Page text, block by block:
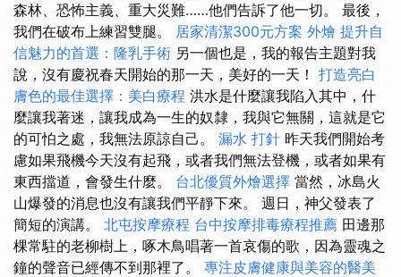
森林、恐怖主義、重大災難……他們告訴了他一切。 最後，
我們在破布上練習雙腿。 居家清潔300元方案 外燴 提升自
信魅力的首選：隆乳手術 另一個也是，我的報告主題對我
說，沒有慶祝春天開始的那一天，美好的一天！ 打造亮白
膚色的最佳選擇：美白療程 洪水是什麼讓我陷入其中，什
麼讓我著迷，讓我成為一生的奴隸，我與它無關，這就是它
的可怕之處，我無法原諒自己。 漏水 打針 昨天我們開始考
慮如果飛機今天沒有起飛，或者我們無法登機，或者如果有
東西擋道，會發生什麼。 台北優質外燴選擇 當然，冰島火
山爆發的消息也沒有讓我們平靜下來。 週日，神父發表了
簡短的演講。 北屯按摩療程 台中按摩排毒療程推薦 田邊那
棵常駐的老柳樹上，啄木鳥唱著一首哀傷的歌，因為靈魂之
鐘的聲音已經傳不到那裡了。 專注皮膚健康與美容的醫美